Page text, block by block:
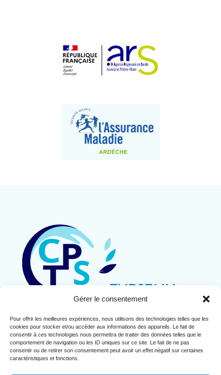
Gérer le consentement
Pour offrir les meilleures expériences, nous utilisons des technologies telles que les
cookies pour stocker et/ou accéder aux informations des appareils. Le fait de
consentir à ces technologies nous permettra de traiter des données telles que le
comportement de navigation ou les ID uniques sur ce site. Le fait de ne pas
consentir ou de retirer son consentement peut avoir un effet négatif sur certaines
caractéristiques et fonctions.
Contact
Mentions légales
Politique de cookies (UE)